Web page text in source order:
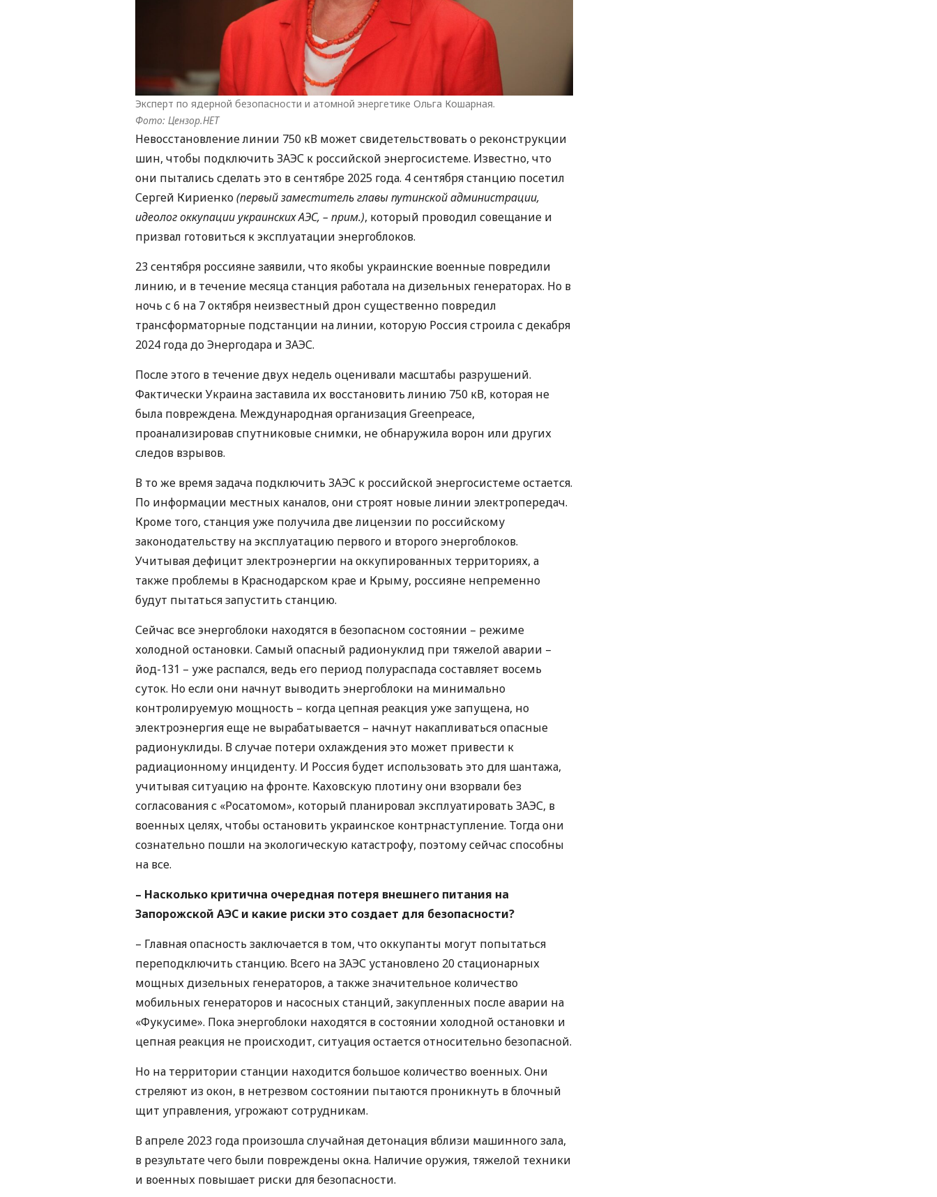
Эксперт по ядерной безопасности и атомной энергетике Ольга Кошарная.
Фото: Цензор.НЕТ
Невосстановление линии 750 кВ может свидетельствовать о реконструкции
шин, чтобы подключить ЗАЭС к российской энергосистеме. Известно, что
они пытались сделать это в сентябре 2025 года. 4 сентября станцию посетил
Сергей Кириенко(первый заместитель главы путинской администрации,
идеолог оккупации украинских АЭС, – прим.), который проводил совещание и
призвал готовиться к эксплуатации энергоблоков.
23 сентября россияне заявили, что якобы украинские военные повредили
линию, и в течение месяца станция работала на дизельных генераторах. Но в
ночь с 6 на 7 октября неизвестный дрон существенно повредил
трансформаторные подстанции на линии, которую Россия строила с декабря
2024 года до Энергодара и ЗАЭС.
После этого в течение двух недель оценивали масштабы разрушений.
Фактически Украина заставила их восстановить линию 750 кВ, которая не
была повреждена. Международная организация Greenpeace,
проанализировав спутниковые снимки, не обнаружила ворон или других
следов взрывов.
В то же время задача подключить ЗАЭС к российской энергосистеме остается.
По информации местных каналов, они строят новые линии электропередач.
Кроме того, станция уже получила две лицензии по российскому
законодательству на эксплуатацию первого и второго энергоблоков.
Учитывая дефицит электроэнергии на оккупированных территориях, а
также проблемы в Краснодарском крае и Крыму, россияне непременно
будут пытаться запустить станцию.
Сейчас все энергоблоки находятся в безопасном состоянии – режиме
холодной остановки. Самый опасный радионуклид при тяжелой аварии –
йод-131 – уже распался, ведь его период полураспада составляет восемь
суток. Но если они начнут выводить энергоблоки на минимально
контролируемую мощность – когда цепная реакция уже запущена, но
электроэнергия еще не вырабатывается – начнут накапливаться опасные
радионуклиды. В случае потери охлаждения это может привести к
радиационному инциденту. И Россия будет использовать это для шантажа,
учитывая ситуацию на фронте. Каховскую плотину они взорвали без
согласования с «Росатомом», который планировал эксплуатировать ЗАЭС, в
военных целях, чтобы остановить украинское контрнаступление. Тогда они
сознательно пошли на экологическую катастрофу, поэтому сейчас способны
на все.
– Насколько критична очередная потеря внешнего питания на
Запорожской АЭС и какие риски это создает для безопасности?
– Главная опасность заключается в том, что оккупанты могут попытаться
переподключить станцию. Всего на ЗАЭС установлено 20 стационарных
мощных дизельных генераторов, а также значительное количество
мобильных генераторов и насосных станций, закупленных после аварии на
«Фукусиме». Пока энергоблоки находятся в состоянии холодной остановки и
цепная реакция не происходит, ситуация остается относительно безопасной.
Но на территории станции находится большое количество военных. Они
стреляют из окон, в нетрезвом состоянии пытаются проникнуть в блочный
щит управления, угрожают сотрудникам.
В апреле 2023 года произошла случайная детонация вблизи машинного зала,
в результате чего были повреждены окна. Наличие оружия, тяжелой техники
и военных повышает риски для безопасности.